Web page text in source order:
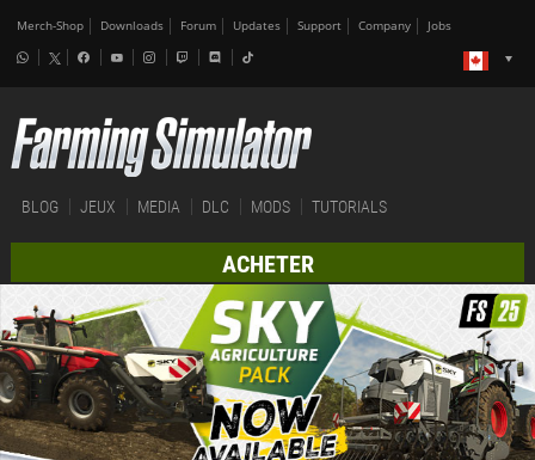
Merch-Shop Downloads Forum Updates Support Company Jobs
BLOG JEUX MEDIA DLC MODS TUTORIALS
ACHETER